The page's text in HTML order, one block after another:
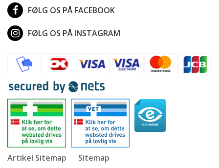
FØLG OS PÅ FACEBOOK
FØLG OS PÅ INSTAGRAM
Artikel Sitemap Sitemap